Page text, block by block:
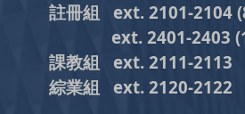
註冊組 ext. 2101-2104
ext. 2401-2403
課教組 ext. 2111-2113
綜業組
ext. 2120-2122